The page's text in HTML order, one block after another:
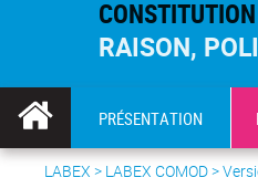
RAISON,
PRÉSENTATION
LABEX > LABEX COMOD>